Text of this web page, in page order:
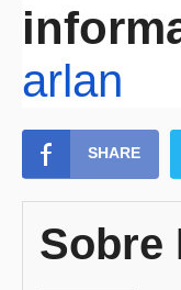
arlan
SHARE
Sobre